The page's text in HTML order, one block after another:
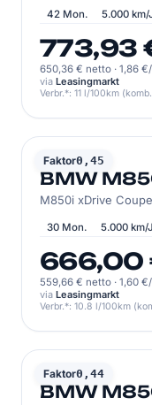
42 Mon. 5.000 km/
773,93
650,36 € netto · 1,86
via Leasingmarkt
Verbr.*: 11 l/100km
Faktor0,45
BMW
BMW
30 Mon. 5.000 km/J
666,00
559,66 € netto · 1,60
via Leasingmarkt
Verbr.*: 10.8 l/100km
Faktor0,44
BMW
BMW